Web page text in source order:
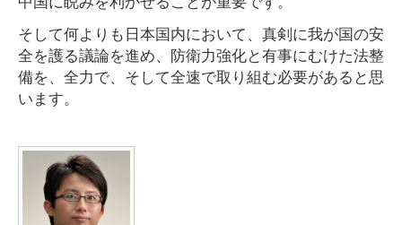
そして何よりも日本国内において、真剣に我が国の安
全を護る議論を進め、防衛力強化と有事にむけた法整
備を、全力で、そして全速で取り組む必要があると思
います。